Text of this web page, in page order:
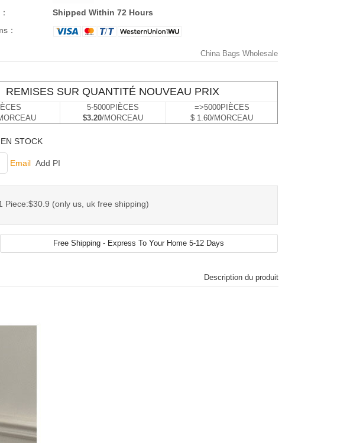
Shipped Within 72 Hours
：
China Bags Wholesale
REMISES SUR QUANTITÉ NOUVEAU PRIX
5-5000PIÈCES
$3.20/MORCEAU
=>5000PIÈCES
$ 1.60/MORCEAU
STOCK
Email Add PI
Piece:$30.9 (only us, uk free shipping)
Description du produit